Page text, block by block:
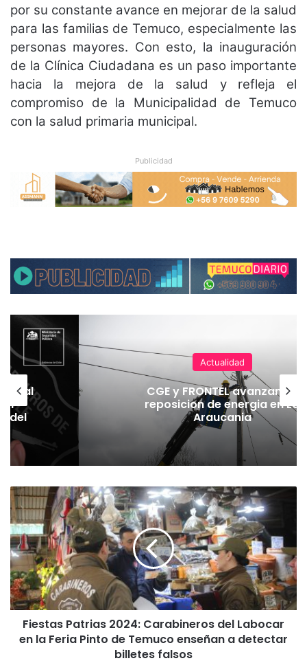
por su constante avance en mejorar de la salud
para las familias de Temuco, especialmente las
personas mayores. Con esto, la inauguración
de la Clínica Ciudadana es un paso importante
hacia la mejora de la salud y refleja el
compromiso de la Municipalidad de Temuco
con la salud primaria municipal.
Publicidad
el
del
Actualidad
CGE y FRONTEL avanzan en
reposicion de energia en La
Araucania
F
i
e
s
t
a
s
P
a
Fiestas Patrias 2024: Carabineros del Labocar
en la Feria Pinto de Temuco enseñan a detectar
billetes falsos